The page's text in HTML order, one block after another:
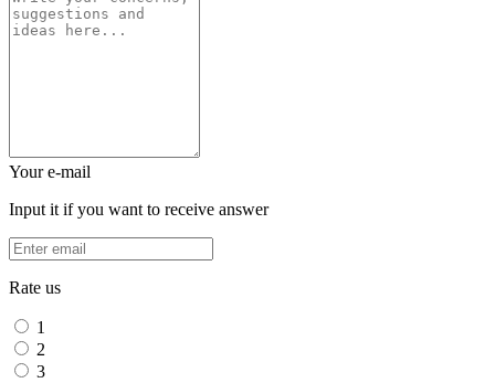
Your e-mail
Input it if you want to receive answer
Rate us
1
2
3